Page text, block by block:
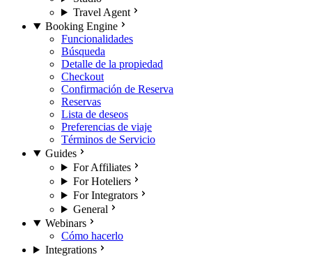
Travel Agent
Booking Engine
Funcionalidades
Búsqueda
Detalle de la propiedad
Checkout
Confirmación de Reserva
Reservas
Lista de deseos
Preferencias de viaje
Términos de Servicio
Guides
For Affiliates
For Hoteliers
For Integrators
General
Webinars
Cómo hacerlo
Integrations